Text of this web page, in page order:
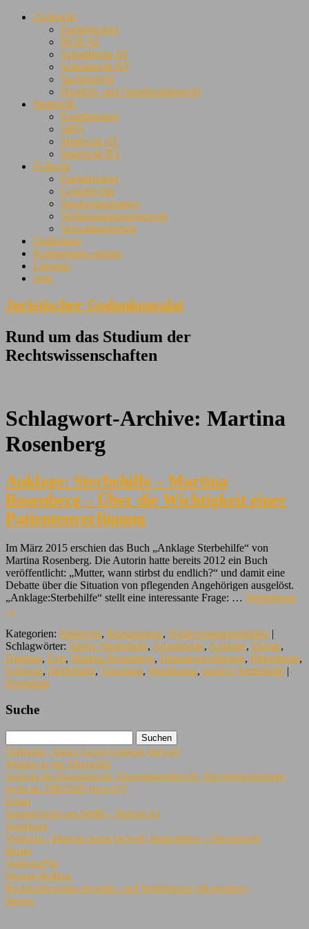
Zivilrecht
Eselsbrücken
BGB AT
Schuldrecht AT
Schuldrecht BT
Sachenrecht
Handels- und Gesellschaftsrecht
Strafrecht
Eselsbrücken
StPO
Strafrecht AT
Strafrecht BT
Ö-Recht
Eselsbrücken
Grundrechte
Staatsorganisation
Verfassungsprozessrecht
Verwaltungsrecht
Onlinekurs
Kommentare mieten
Literatur
Jobs
Juristischer Gedankensalat
Rund um das Studium der
Rechtswissenschaften
Schlagwort-Archive: Martina
Rosenberg
Anklage: Sterbehilfe – Martina
Rosenberg – Über die Wichtigkeit einer
Patientenverfügung
Im März 2015 erschien das Buch „Anklage Sterbehilfe“ von
Martina Rosenberg. Die Autorin hatte bereits 2012 ein Buch
veröffentlicht: „Mutter, wann stirbst du endlich?“ und damit eine
Debatte über die Situation von pflegenden Angehörigen ausgelöst.
„Anklage:Sterbehilfe“ stellt eine interessante Frage: … Weiterlesen
→
Kategorien: Strafrecht, Rezensionen, Nichtvermögensdelikte |
Schlagwörter: Aktive Sterbehilfe, Angehörige, Anklage, Dignis,
Dignitas, Exit, Martina Rosenberg, Patientenverfügung, Pflegeheim,
Schweiz, Sterbehilfe, Totschlag, Wachkoma, passive Sterbehilfe |
Permalink
Suche
Volljurist / Junior Legal Counsel (m/w/d)
Weiden in der Oberpfalz
Jurist/in für Energierecht, Energiekartellrecht, Energiesicherungs-
recht im TMUENF (m/w/d)*
Erfurt
Juristin/Jurist am StMB – Referat 61
Augsburg
Volljurist / Diplom-Jurist (m/w/d) Immobilien- / Steuerrecht
Berlin
Volljurist*in
Dessau-Roßlau
Rechtsreferendar Anwalts- und Wahlstation (all genders)
Siegen